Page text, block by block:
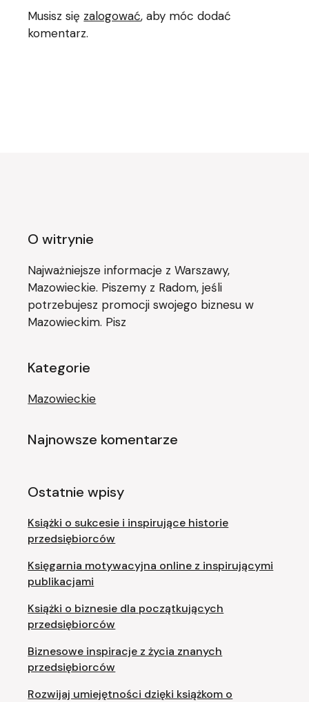
Musisz się zalogować, aby móc dodać
komentarz.
O witrynie
Najważniejsze informacje z Warszawy,
Mazowieckie. Piszemy z Radom, jeśli
potrzebujesz promocji swojego biznesu w
Mazowieckim. Pisz
Kategorie
Mazowieckie
Najnowsze komentarze
Ostatnie wpisy
Książki o sukcesie i inspirujące historie
przedsiębiorców
Księgarnia motywacyjna online z inspirującymi
publikacjami
Książki o biznesie dla początkujących
przedsiębiorców
Biznesowe inspiracje z życia znanych
przedsiębiorców
Rozwijaj umiejętności dzięki książkom o